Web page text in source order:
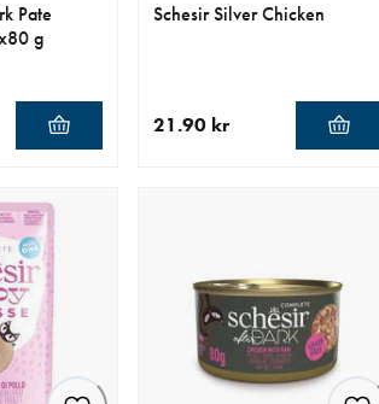
Pate
g
Schesir Silver Chicken
21.90 kr